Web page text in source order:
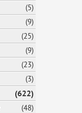
(5)
(9)
(25)
(9)
(23)
(3)
(622)
(48)